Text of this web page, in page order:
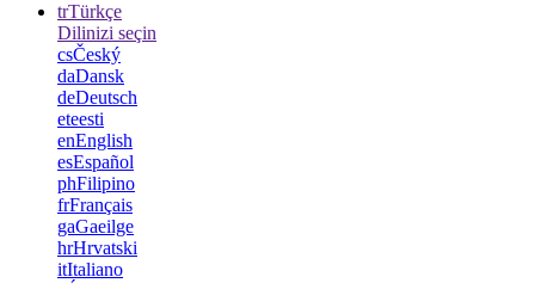
trTürkçe
Dilinizi seçin
csČeský
daDansk
deDeutsch
eteesti
enEnglish
esEspañol
phFilipino
frFrançais
gaGaeilge
hrHrvatski
itItaliano